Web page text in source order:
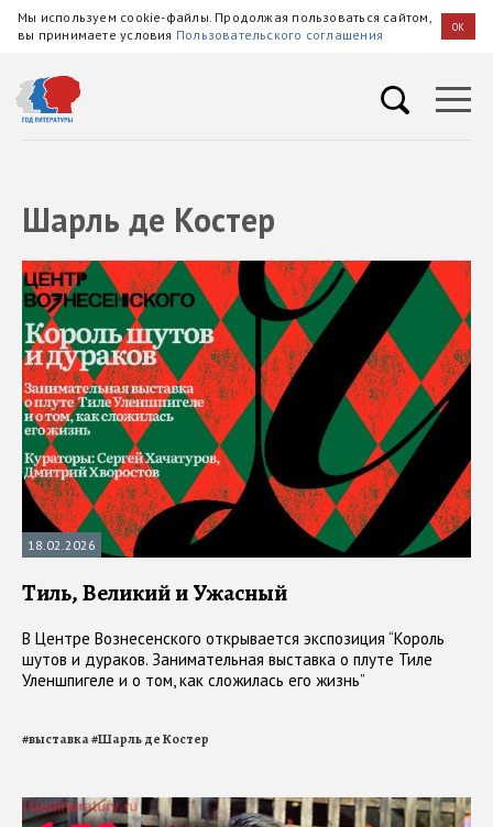
Мы используем cookie-файлы. Продолжая пользоваться сайтом,
вы принимаете условия Пользовательского соглашения OK
Шарль де Костер
18.02.2026
Тиль, Великий и Ужасный
В Центре Вознесенского открывается экспозиция “Король
шутов и дураков. Занимательная выставка о плуте Тиле
Уленшпигеле и о том, как сложилась его жизнь”
#выставка#Шарль де Костер